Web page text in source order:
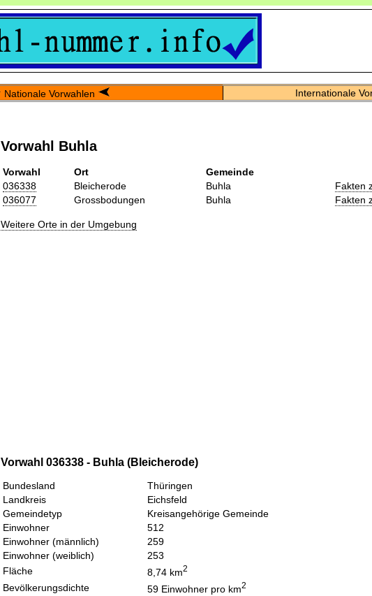
Nationale Vorwahlen Internationale
Vorwahl Buhla
Vorwahl Ort
Gemeinde
036338
Bleicherode Buhla
Fakten
036077
Grossbodungen Buhla Fakten
Weitere Orte in der Umgebung
Vorwahl 036338 - Buhla (Bleicherode)
Bundesland
Thüringen
Landkreis
Eichsfeld
Gemeindetyp
Kreisangehörige Gemeinde
Einwohner
512
Einwohner (männlich)
259
Einwohner (weiblich)
253
Fläche
8,74 km2
Bevölkerungsdichte 59 Einwohner pro km2